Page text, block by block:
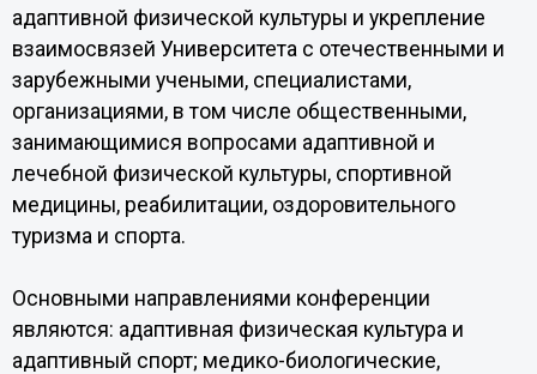
адаптивной физической культуры и укрепление
взаимосвязей Университета с отечественными и
зарубежными учеными, специалистами,
организациями, в том числе общественными,
занимающимися вопросами адаптивной и
лечебной физической культуры, спортивной
медицины, реабилитации, оздоровительного
туризма и спорта.
Основными направлениями конференции
являются: адаптивная физическая культура и
адаптивный спорт; медико-биологические,